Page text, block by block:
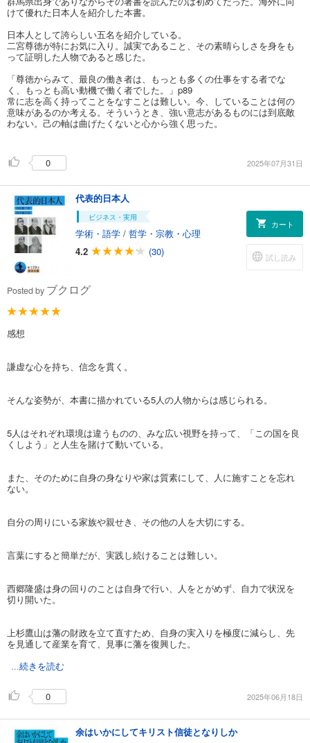
けて優れた日本人を紹介した本書。
日本人として誇らしい五名を紹介している。
二宮尊徳が特にお気に入り。誠実であること、その素晴らしさを身をも
って証明した人物であると感じた。
「尊徳からみて、最良の働き者は、もっとも多くの仕事をする者でな
く、もっとも高い動機で働く者でした。」p89
常に志を高く持ってことをなすことは難しい。今、していることは何の
意味があるのか考える。そういうとき、強い意志があるものには到底敵
わない。己の軸は曲げたくないと心から強く思った。
0 2025年07月31日
代表的日本人
ビジネス・実用
学術・語学 / 哲学・宗教・心理
4.2
(30)
カート
試し読み
Posted by ブクログ
感想
謙虚な心を持ち、信念を貫く。
そんな姿勢が、本書に描かれている5人の人物からは感じられる。
5人はそれぞれ環境は違うものの、みな広い視野を持って、「この国を良
くしよう」と人生を賭けて動いている。
また、そのために自身の身なりや家は質素にして、人に施すことを忘れ
ない。
自分の周りにいる家族や親せき、その他の人を大切にする。
言葉にすると簡単だが、実践し続けることは難しい。
西郷隆盛は身の回りのことは自身で行い、人をとがめず、自力で状況を
切り開いた。
上杉鷹山は藩の財政を立て直すため、自身の実入りを極度に減らし、先
を見通して産業を育て、見事に藩を復興した。
...続きを読む
0 2025年06月18日
余はいかにしてキリスト信徒となりしか